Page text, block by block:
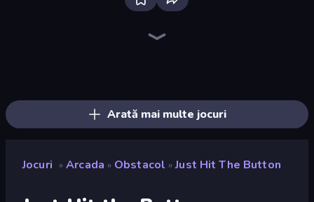
Arată mai multe jocuri
Jocuri » Arcada » Obstacol » Just Hit The Button